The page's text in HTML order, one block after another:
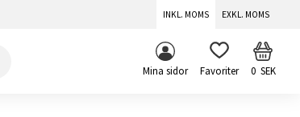
INKL. MOMS EXKL. MOMS
Mina sidor FAVORITER 0SEK